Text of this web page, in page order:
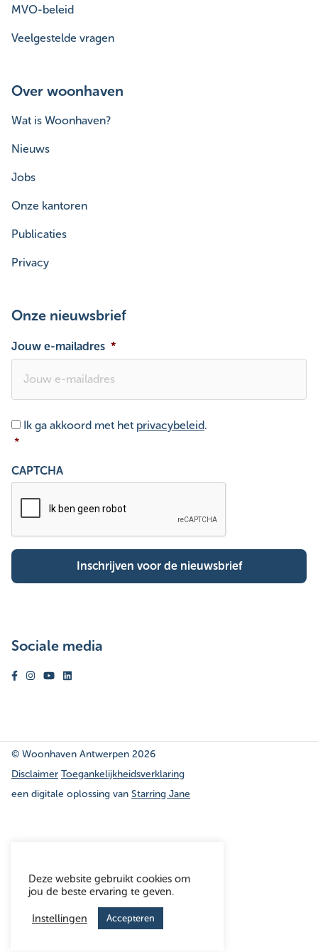
MVO-beleid
Veelgestelde vragen
Over woonhaven
Wat is Woonhaven?
Nieuws
Jobs
Onze kantoren
Publicaties
Privacy
Onze nieuwsbrief
Jouw e-mailadres *
Toestemming *
Ik ga akkoord met het privacybeleid.
*
CAPTCHA
Sociale media
Volg ons op facebook
Volg ons op instagram
Volg ons op youtube
Volg ons op linkedin
© Woonhaven Antwerpen 2026
Disclaimer Toegankelijkheidsverklaring
een digitale oplossing van een digitale oplossing van
Starring Jane
Deze website gebruikt cookies om
jou de beste ervaring te geven.
Instellingen Accepteren